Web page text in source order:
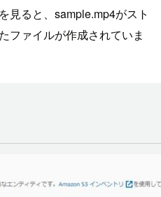
見ると、sample.mp4がスト
ファイルが作成されていま